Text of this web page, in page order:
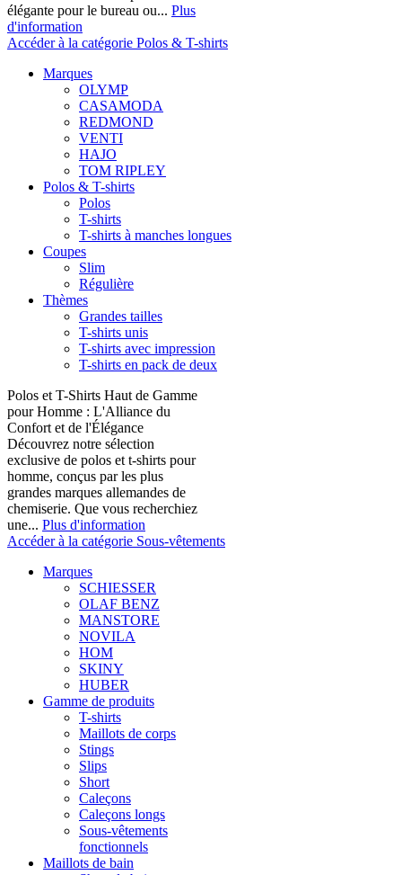
élégante pour le bureau ou... Plus
d'information
Accéder à la catégorie Polos & T-shirts
Marques
OLYMP
CASAMODA
REDMOND
VENTI
HAJO
TOM RIPLEY
Polos & T-shirts
Polos
T-shirts
T-shirts à manches longues
Coupes
Slim
Régulière
Thèmes
Grandes tailles
T-shirts unis
T-shirts avec impression
T-shirts en pack de deux
Polos et T-Shirts Haut de Gamme
pour Homme : L'Alliance du
Confort et de l'Élégance
Découvrez notre sélection
exclusive de polos et t-shirts pour
homme, conçus par les plus
grandes marques allemandes de
chemiserie. Que vous recherchiez
une... Plus d'information
Accéder à la catégorie Sous-vêtements
Marques
SCHIESSER
OLAF BENZ
MANSTORE
NOVILA
HOM
SKINY
HUBER
Gamme de produits
T-shirts
Maillots de corps
Stings
Slips
Short
Caleçons
Caleçons longs
Sous-vêtements
fonctionnels
Maillots de bain